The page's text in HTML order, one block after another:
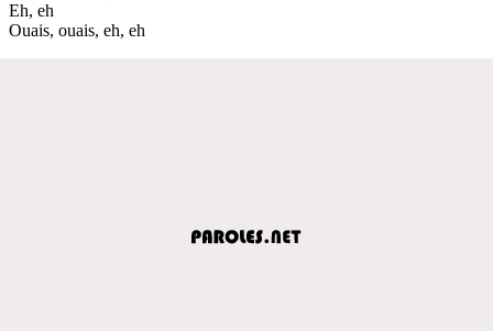
Eh, eh
Ouais, ouais, eh, eh